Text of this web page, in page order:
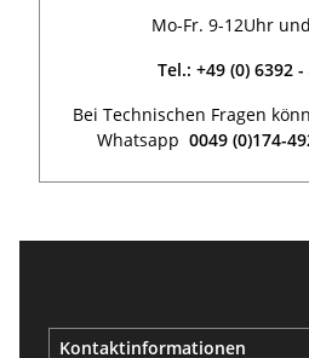
Mo-Fr. 9-12Uhr
Tel.: +49 (0) 6392
Bei Technischen Fragen
Whatsapp 0049 (0)174-
Kontaktinformationen